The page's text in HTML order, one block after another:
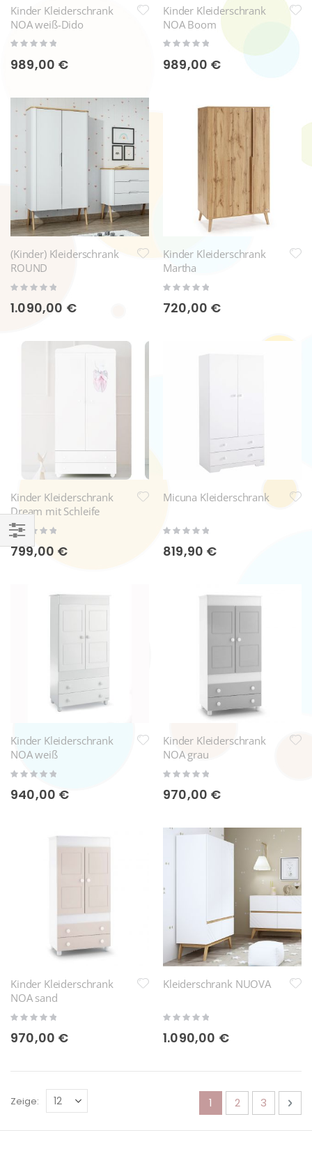
Kinder Kleiderschrank
NOA weiß-Dido
Rating:
989,00 €
Kinder Kleiderschrank
NOA Boom
Rating:
989,00 €
(Kinder) Kleiderschrank
ROUND
Rating:
1.090,00 €
Kinder Kleiderschrank
Martha
Rating:
720,00 €
Kinder Kleiderschrank
Dream mit Schleife
Rating:
0%
799,00 €
Micuna Kleiderschrank
Rating:
819,90 €
Kinder Kleiderschrank
NOA weiß
Rating:
940,00 €
Kinder Kleiderschrank
NOA grau
Rating:
970,00 €
Kinder Kleiderschrank
NOA sand
Rating:
970,00 €
Kleiderschrank NUOVA
Rating:
1.090,00 €
Seite
Sie lesen gerade
1 Seite
2 Seite
3
Zeige
Einkaufsoptionen